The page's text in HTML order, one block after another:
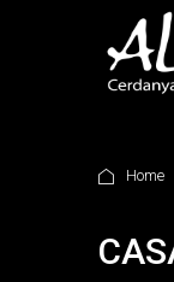
Home